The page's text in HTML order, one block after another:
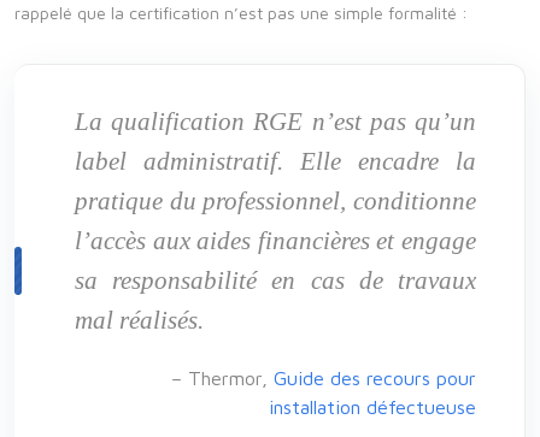
rappelé que la certification n’est pas une simple formalité :
La qualification RGE n’est pas qu’un
label administratif. Elle encadre la
pratique du professionnel, conditionne
l’accès aux aides financières et engage
sa responsabilité en cas de travaux
mal réalisés.
– Thermor, Guide des recours pour
installation défectueuse